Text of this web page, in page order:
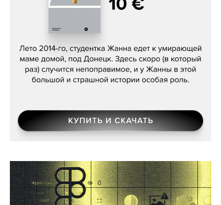
Сергей Лебедев, «Белая дама»